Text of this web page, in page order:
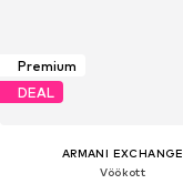
Premium
DEAL
ARMANI EXCHANGE
Vöökott